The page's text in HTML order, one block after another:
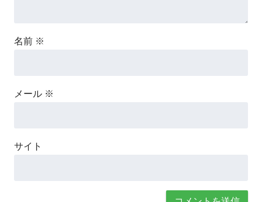
名前 ※
メール ※
サイト